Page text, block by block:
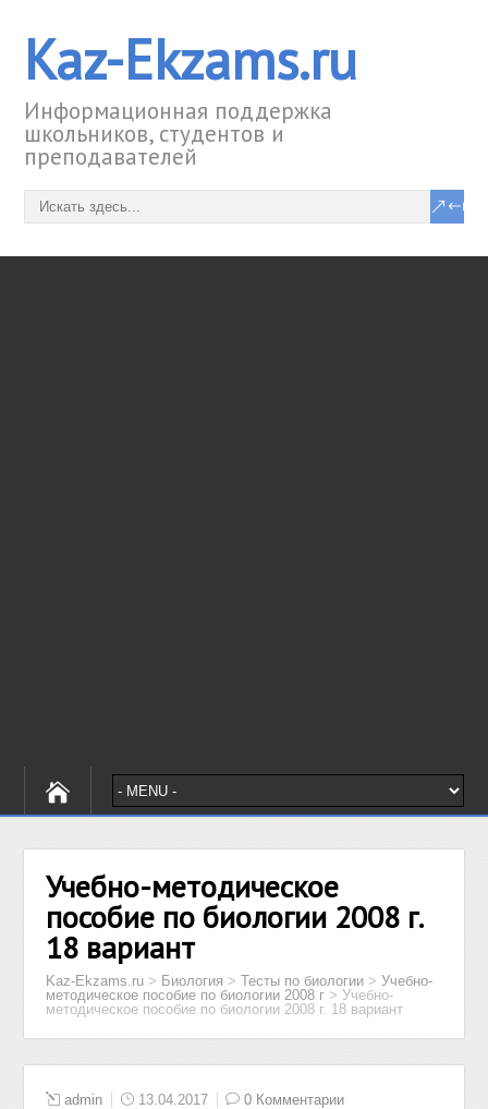
Kaz-Ekzams.ru
Информационная поддержка
школьников, студентов и
преподавателей
Учебно-методическое
пособие по биологии 2008 г.
18 вариант
Kaz-Ekzams.ru > Биология >Тесты по биологии >Учебно-
методическое пособие по биологии 2008 г >Учебно-
методическое пособие по биологии 2008 г. 18 вариант
admin 13.04.2017 0 Комментарии